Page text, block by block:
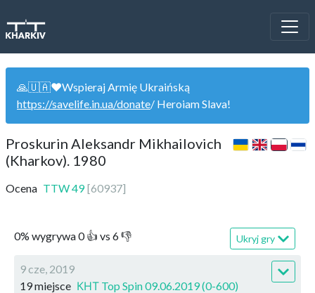
🙏🇺🇦❤️Wspieraj Armię Ukraińską
https://savelife.in.ua/donate/ Heroiam Slava!
Proskurin Aleksandr Mikhailovich
(Kharkov). 1980
Ocena TTW49 [60937]
0% wygrywa0👍 vs 6👎 Ukryj gry
9 cze, 2019
19 miejsce КНТ Top Spin 09.06.2019 (0-600)